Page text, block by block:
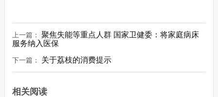
上一篇： 聚焦失能等重点人群 国家卫健委：将家庭病床
服务纳入医保
下一篇： 关于荔枝的消费提示
相关阅读